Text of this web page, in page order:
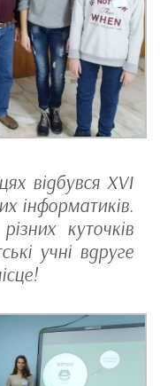
відбувся XVI
інформатиків.
куточків
учні вдруге